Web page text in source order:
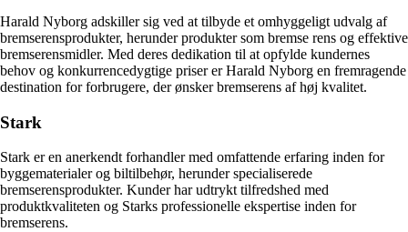
Harald Nyborg adskiller sig ved at tilbyde et omhyggeligt udvalg af
bremserensprodukter, herunder produkter som bremse rens og effektive
bremserensmidler. Med deres dedikation til at opfylde kundernes
behov og konkurrencedygtige priser er Harald Nyborg en fremragende
destination for forbrugere, der ønsker bremserens af høj kvalitet.
Stark
Stark er en anerkendt forhandler med omfattende erfaring inden for
byggematerialer og biltilbehør, herunder specialiserede
bremserensprodukter. Kunder har udtrykt tilfredshed med
produktkvaliteten og Starks professionelle ekspertise inden for
bremserens.